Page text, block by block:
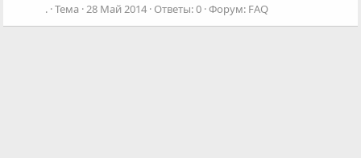
. Тема 28 Май 2014 Ответы: 0 Форум: FAQ